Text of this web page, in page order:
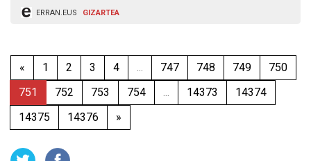
ERRAN.EUS GIZARTEA
« 1 2 3 4 ... 747 748 749
750
751
752 753 754 ... 14373
14374
14375
14376 »